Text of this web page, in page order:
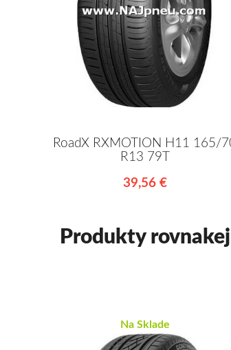
RoadX RXMOTION H11 165/
R13 79T
39,56 €
Produkty
Na Sklade